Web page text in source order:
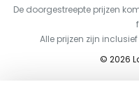
De doorgestreepte prijzen
Alle prijzen zijn inclusief
© 2026